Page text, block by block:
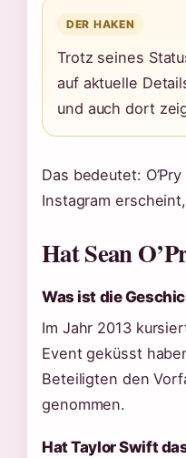
DER HAKEN
Trotz seines
auf aktuelle
und auch dort
Das bedeutet:
Instagram
Hat Sean
Was ist die
Im Jahr 2013
Event geküsst
Beteiligten den
genommen.
Hat Taylor Swift